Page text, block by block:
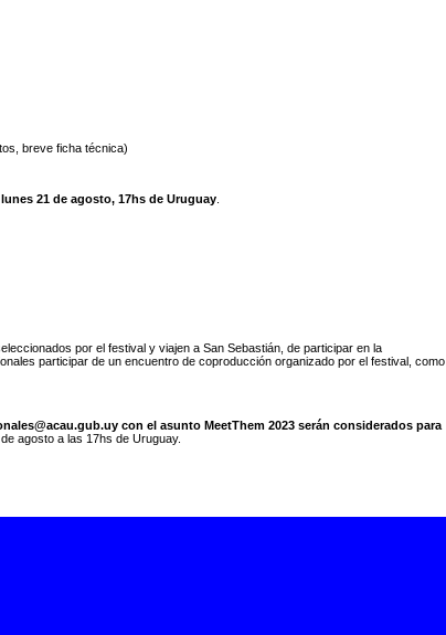
breve ficha técnica)
lunes 21 de agosto, 17hs de Uruguay.
por el festival y viajen a San Sebastián, de participar en la
participar de un encuentro de coproducción organizado por el festival, como
con el asunto MeetThem 2023 serán considerados para
agosto a las 17hs de Uruguay.